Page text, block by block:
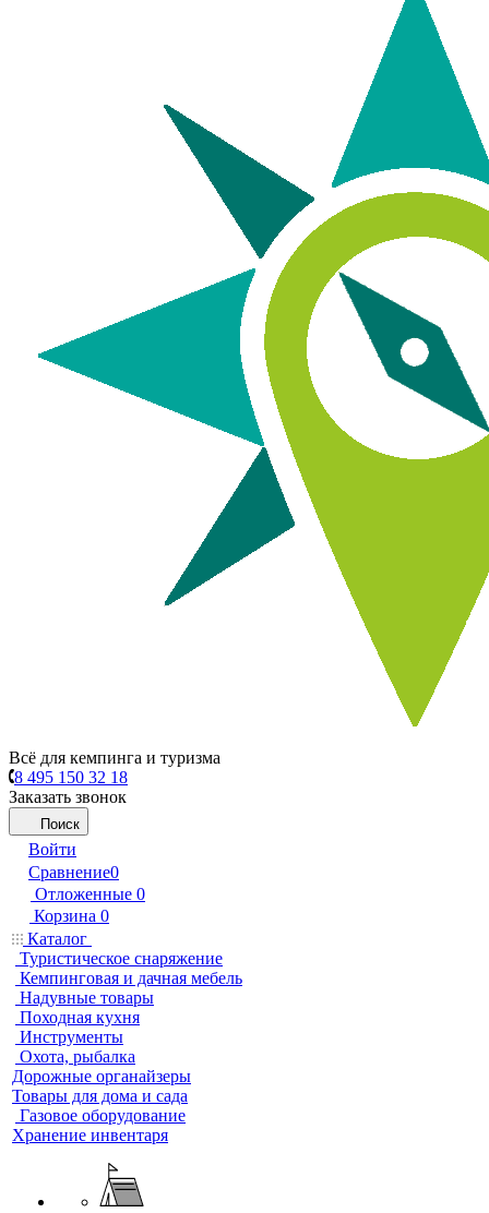
Всё для кемпинга и туризма
8 495 150 32 18
Заказать звонок
Поиск
Войти
Сравнение0
Отложенные 0
Корзина 0
Каталог
Туристическое снаряжение
Кемпинговая и дачная мебель
Надувные товары
Походная кухня
Инструменты
Охота, рыбалка
Дорожные органайзеры
Товары для дома и сада
Газовое оборудование
Хранение инвентаря